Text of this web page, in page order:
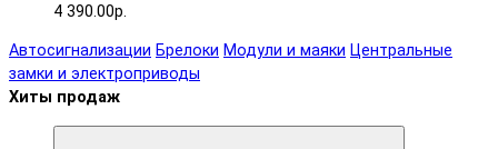
4 390.00р.
Автосигнализации Брелоки Модули и маяки Центральные
замки и электроприводы
Хиты продаж